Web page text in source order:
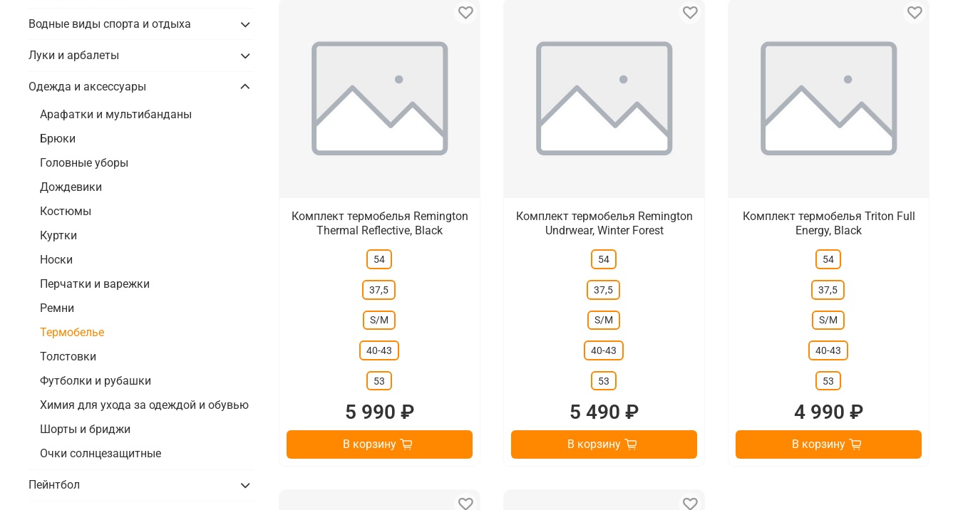
Комплект термобелья Remington
Thermal Reflective, Black
54
37,5
S/M
40-43
53
5 990 ₽
В корзину
Комплект термобелья Remington
Undrwear, Winter Forest
54
37,5
S/M
40-43
53
5 490 ₽
В корзину
Комплект термобелья Triton Full
Energy, Black
54
37,5
S/M
40-43
53
4 990 ₽
В корзину
Водные виды спорта и отдыха
Луки и арбалеты
Одежда и аксессуары
Арафатки и мультибанданы
Брюки
Головные уборы
Дождевики
Костюмы
Куртки
Носки
Перчатки и варежки
Ремни
Термобелье
Толстовки
Футболки и рубашки
Химия для ухода за одеждой и обувью
Шорты и бриджи
Очки солнцезащитные
Пейнтбол